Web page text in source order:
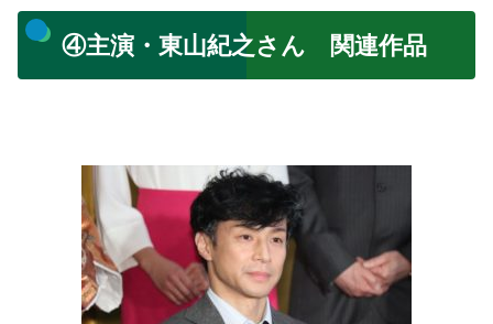
④主演・東山紀之さん 関連作品